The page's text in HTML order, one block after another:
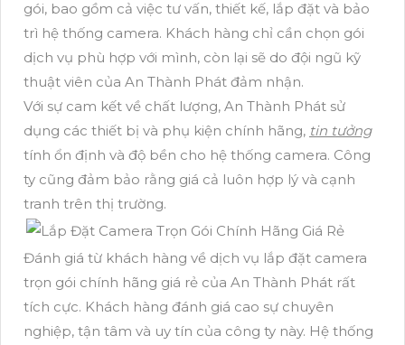
gói, bao gồm cả việc tư vấn, thiết kế, lắp đặt và bảo
trì hệ thống camera. Khách hàng chỉ cần chọn gói
dịch vụ phù hợp với mình, còn lại sẽ do đội ngũ kỹ
thuật viên của An Thành Phát đảm nhận.
Với sự cam kết về chất lượng, An Thành Phát sử
dụng các thiết bị và phụ kiện chính hãng, tin tưởng
tính ổn định và độ bền cho hệ thống camera. Công
ty cũng đảm bảo rằng giá cả luôn hợp lý và cạnh
tranh trên thị trường.
Đánh giá từ khách hàng về dịch vụ lắp đặt camera
trọn gói chính hãng giá rẻ của An Thành Phát rất
tích cực. Khách hàng đánh giá cao sự chuyên
nghiệp, tận tâm và uy tín của công ty này. Hệ thống